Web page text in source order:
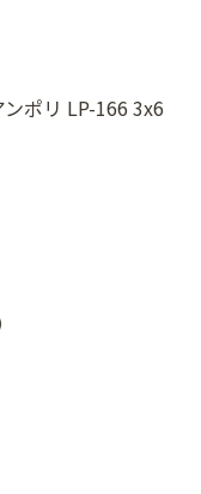
ポリ LP-166 3x6